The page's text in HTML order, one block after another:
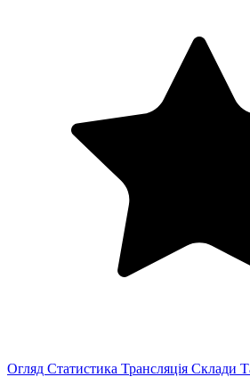
Огляд Статистика Трансляція Склади